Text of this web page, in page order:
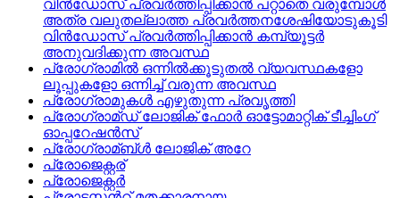
വിന്‍ഡോസ്‌ പ്രവര്‍ത്തിപ്പിക്കാന്‍ പറ്റാതെ വരുമ്പോള്‍
അത്ര വലുതല്ലാത്ത പ്രവര്‍ത്തനശേഷിയോടുകൂടി
വിന്‍ഡോസ്‌ പ്രവര്‍ത്തിപ്പിക്കാന്‍ കമ്പ്യൂട്ടര്‍
അനുവദിക്കുന്ന അവസ്ഥ
പ്രോഗ്രാമില്‍ ഒന്നില്‍ക്കൂടുതല്‍ വ്യവസ്ഥകളോ
ലൂപ്പുകളോ ഒന്നിച്ച്‌ വരുന്ന അവസ്ഥ
പ്രോഗ്രാമുകള്‍ എഴുതുന്ന പ്രവൃത്തി
പ്രോഗ്രാമ്‌ഡ്‌ ലോജിക്‌ ഫോര്‍ ഓട്ടോമാറ്റിക്‌ ടീച്ചിംഗ്‌
ഓപ്പറേഷന്‍സ്
പ്രോഗ്രാമ്‌ബ്‌ള്‍ ലോജിക്‌ അറേ
പ്രോജെക്റ്റര്
പ്രോജെക്റ്റര്‍